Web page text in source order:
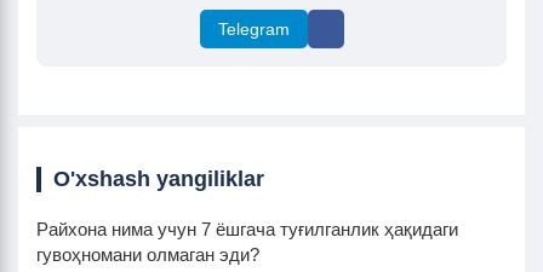
Telegram
O'xshash yangiliklar
Райхона нима учун 7 ёшгача туғилганлик ҳақидаги
гувоҳномани олмаган эди?